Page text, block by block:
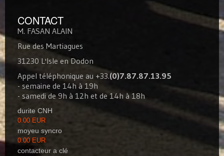
CONTACT
M. FASAN ALAIN
Rue des Martiagues
31230 L'Isle en Dodon
Appel téléphonique au +33.(0)7.87.87.13.95
- semaine de 14h à 19h
- samedi de 9h à 12h et de 14h à 18h
durite CNH
0.00 EUR
moyeu syncro
0.00 EUR
contacteur a clé